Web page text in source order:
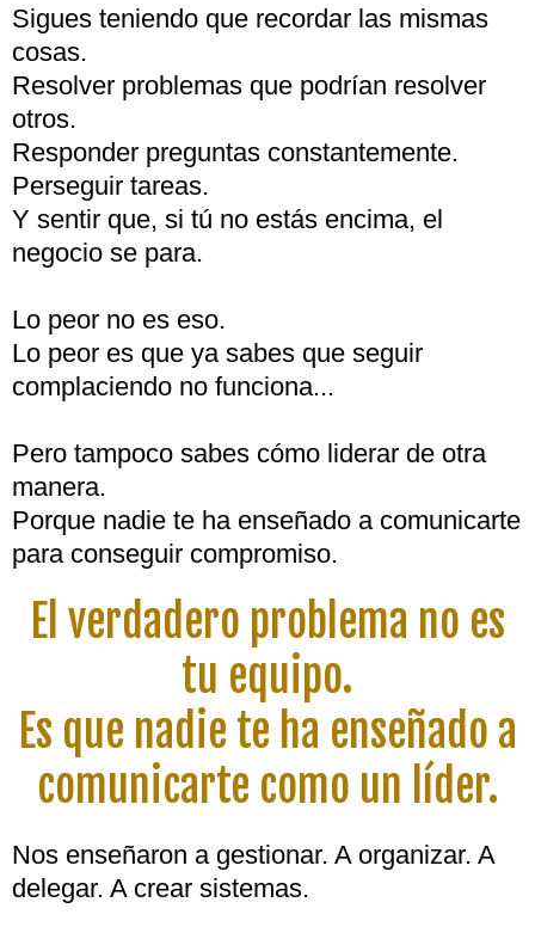
Sigues teniendo que recordar las mismas
cosas.
Resolver problemas que podrían resolver
otros.
Responder preguntas constantemente.
Perseguir tareas.
Y sentir que, si tú no estás encima, el
negocio se para.
Lo peor no es eso.
Lo peor es que ya sabes que seguir
complaciendo no funciona...
Pero tampoco sabes cómo liderar de otra
manera.
Porque nadie te ha enseñado a comunicarte
para conseguir compromiso.
El verdadero problema no es
tu equipo.
Es que nadie te ha enseñado a
comunicarte como un líder.
Nos enseñaron a gestionar. A organizar. A
delegar. A crear sistemas.